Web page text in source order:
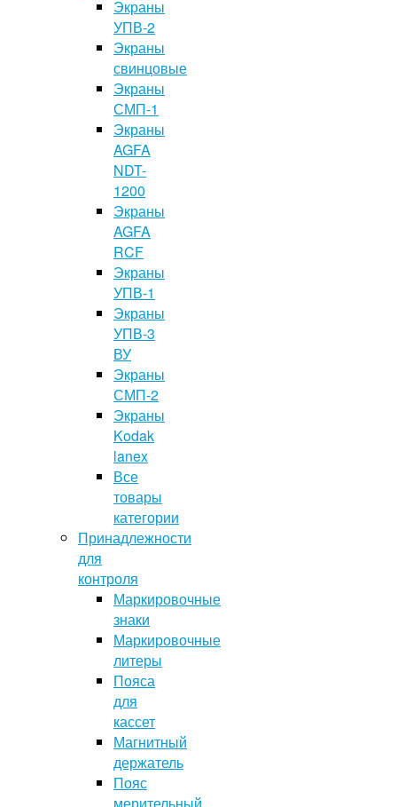
Экраны
УПВ-2
Экраны
свинцовые
Экраны
СМП-1
Экраны
AGFA
NDT-
1200
Экраны
AGFA
RCF
Экраны
УПВ-1
Экраны
УПВ-3
ВУ
Экраны
СМП-2
Экраны
Kodak
lanex
Все
товары
категории
Принадлежности
для
контроля
Маркировочные
знаки
Маркировочные
литеры
Пояса
для
кассет
Магнитный
держатель
Пояс